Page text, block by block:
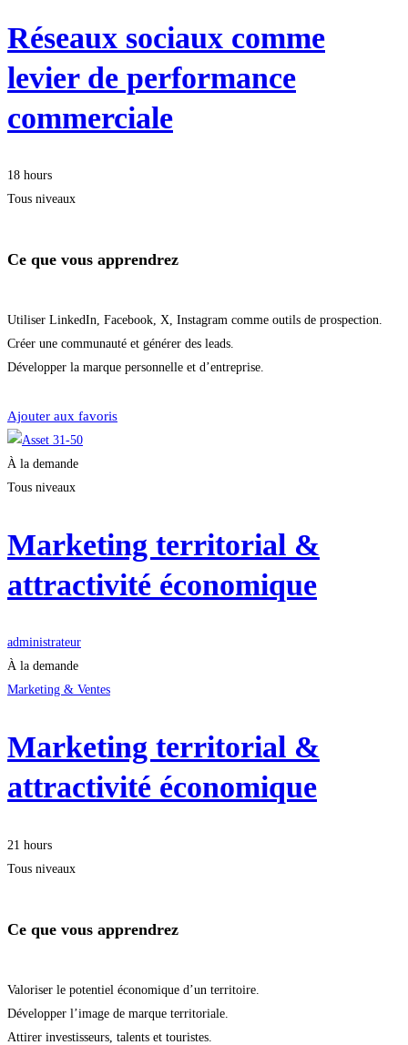
Réseaux sociaux comme
levier de performance
commerciale
18 hours
Tous niveaux
Ce que vous apprendrez
Utiliser LinkedIn, Facebook, X, Instagram comme outils de prospection.
Créer une communauté et générer des leads.
Développer la marque personnelle et d’entreprise.
Ajouter aux favoris
À la demande
Tous niveaux
Marketing territorial &
attractivité économique
administrateur
À la demande
Marketing & Ventes
Marketing territorial &
attractivité économique
21 hours
Tous niveaux
Ce que vous apprendrez
Valoriser le potentiel économique d’un territoire.
Développer l’image de marque territoriale.
Attirer investisseurs, talents et touristes.